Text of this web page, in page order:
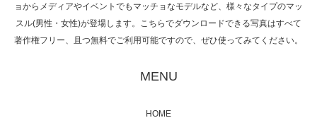
ョからメディアやイベントでもマッチョなモデルなど、様々なタイプのマッ
スル(男性・女性)が登場します。こちらでダウンロードできる写真はすべて
著作権フリー、且つ無料でご利用可能ですので、ぜひ使ってみてください。
MENU
HOME